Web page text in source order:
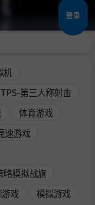
登录
机
TPS-第三人称射击
体育游戏
速游戏
略模拟战旗
戏
模拟游戏